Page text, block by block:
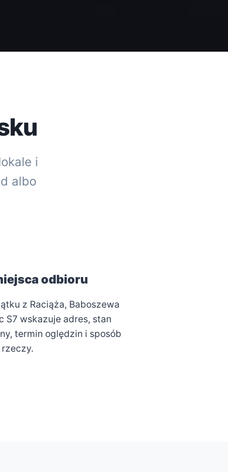
i
albo
odbioru
z Raciąża, Baboszewa
S7 wskazuje adres, stan
termin oględzin i sposób